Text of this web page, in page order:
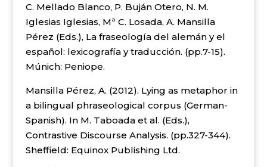
C. Mellado Blanco, P. Buján Otero, N. M.
Iglesias Iglesias, Mª C. Losada, A. Mansilla
Pérez (Eds.), La fraseología del alemán y el
español: lexicografía y traducción. (pp.7-15).
Múnich: Peniope.
Mansilla Pérez, A. (2012). Lying as metaphor in
a bilingual phraseological corpus (German-
Spanish). In M. Taboada et al. (Eds.),
Contrastive Discourse Analysis. (pp.327-344).
Sheffield: Equinox Publishing Ltd.